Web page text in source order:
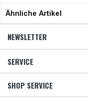
Ähnliche Artikel
NEWSLETTER
SERVICE
SHOP SERVICE